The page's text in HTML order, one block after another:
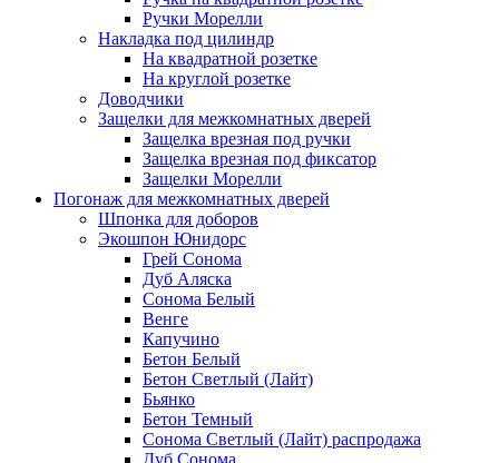
Ручки Морелли
Накладка под цилиндр
На квадратной розетке
На круглой розетке
Доводчики
Защелки для межкомнатных дверей
Защелка врезная под ручки
Защелка врезная под фиксатор
Защелки Морелли
Погонаж для межкомнатных дверей
Шпонка для доборов
Экошпон Юнидорс
Грей Сонома
Дуб Аляска
Сонома Белый
Венге
Капучино
Бетон Белый
Бетон Светлый (Лайт)
Бьянко
Бетон Темный
Сонома Светлый (Лайт) распродажа
Дуб Сонома